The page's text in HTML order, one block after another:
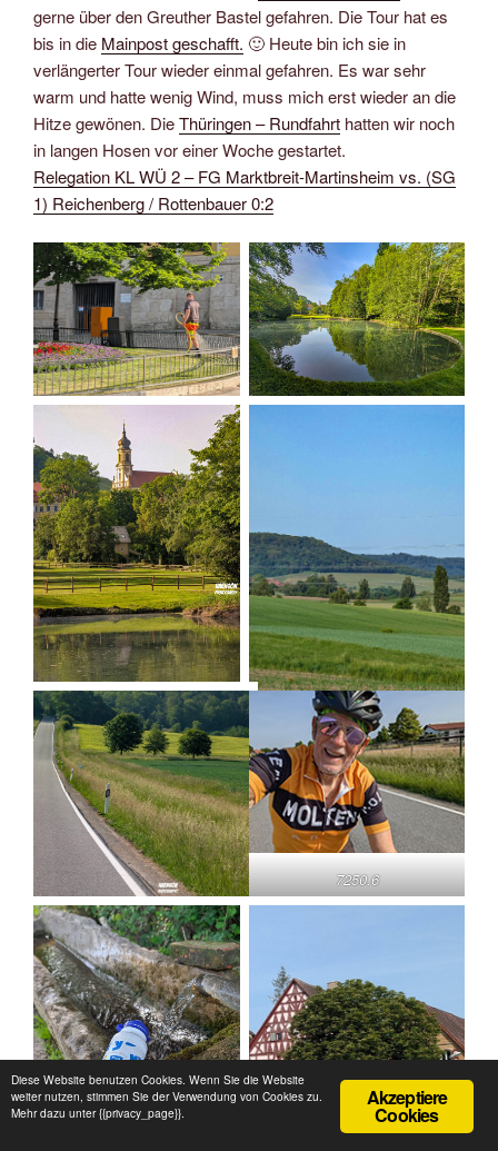
gerne über den Greuther Bastel gefahren. Die Tour hat es
bis in die Mainpost geschafft. 🙂 Heute bin ich sie in
verlängerter Tour wieder einmal gefahren. Es war sehr
warm und hatte wenig Wind, muss mich erst wieder an die
Hitze gewönen. DieThüringen – Rundfahrt hatten wir noch
in langen Hosen vor einer Woche gestartet.
Relegation KL WÜ 2 – FG Marktbreit-Martinsheim vs. (SG
1) Reichenberg / Rottenbauer 0:2
7250.6
Akzeptiere
Cookies
Diese Website benutzen Cookies. Wenn Sie die Website
weiter nutzen, stimmen Sie der Verwendung von Cookies zu.
Mehr dazu unter {{privacy_page}}.